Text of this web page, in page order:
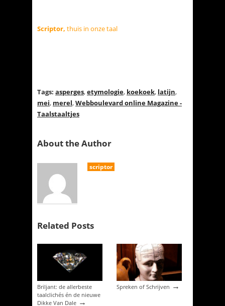
Scriptor, thuis in onze taal
Tags: asperges,etymologie, koekoek, latijn,
mei, merel,Webboulevard online Magazine -
Taalstaaltjes
About the Author
scriptor
Related Posts
Briljant: de allerbeste
taalclichés én de nieuwe
Dikke Van Dale →
Spreken of Schrijven →